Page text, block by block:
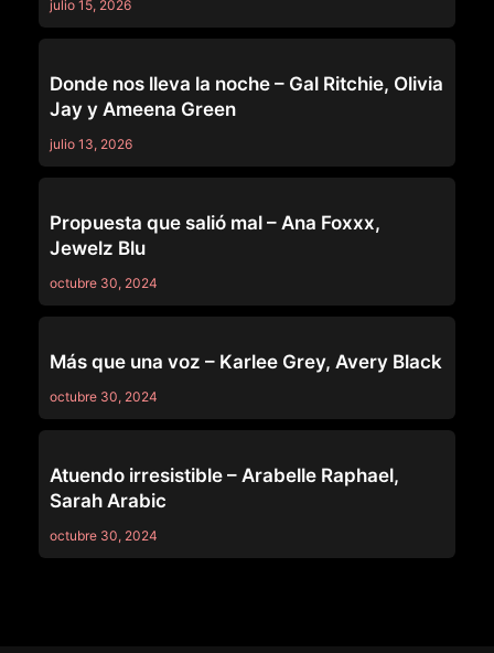
julio 15, 2026
Donde nos lleva la noche – Gal Ritchie, Olivia
Jay y Ameena Green
julio 13, 2026
Propuesta que salió mal – Ana Foxxx,
Jewelz Blu
octubre 30, 2024
Más que una voz – Karlee Grey, Avery Black
octubre 30, 2024
Atuendo irresistible – Arabelle Raphael,
Sarah Arabic
octubre 30, 2024